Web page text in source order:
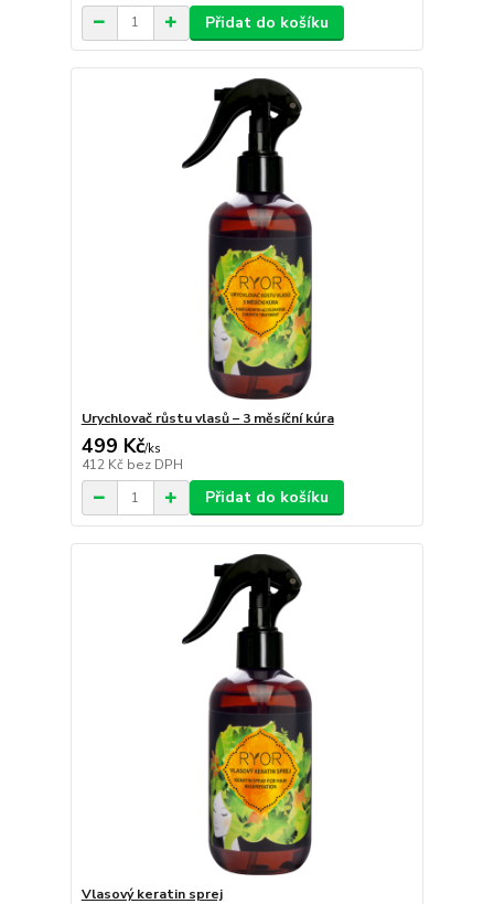
Přidat do košíku
Urychlovač růstu vlasů – 3 měsíční kúra
499 Kč/ks
412 Kč bez DPH
Přidat do košíku
Vlasový keratin sprej